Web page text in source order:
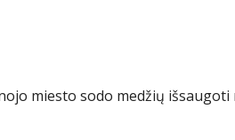
miesto sodo medžių